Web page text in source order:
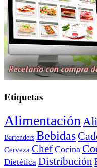
Etiquetas
Alimentación
Bartenders Bebidas
Cerveza Chef Cocina
Dietética Distribución